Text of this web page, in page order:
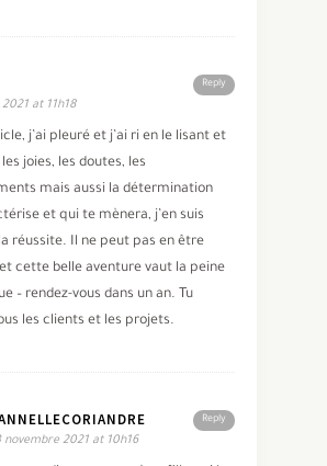
Reply
at 11h18
j’ai pleuré et j’ai ri en le lisant et
joies, les doutes, les
mais aussi la détermination
et qui te mènera, j’en suis
réussite. Il ne peut pas en être
cette belle aventure vaut la peine
– rendez-vous dans un an. Tu
les clients et les projets.
Reply
novembre 2021 at 10h16